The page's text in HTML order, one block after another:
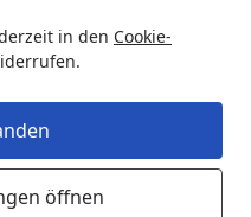
in den Cookie-
öffnen